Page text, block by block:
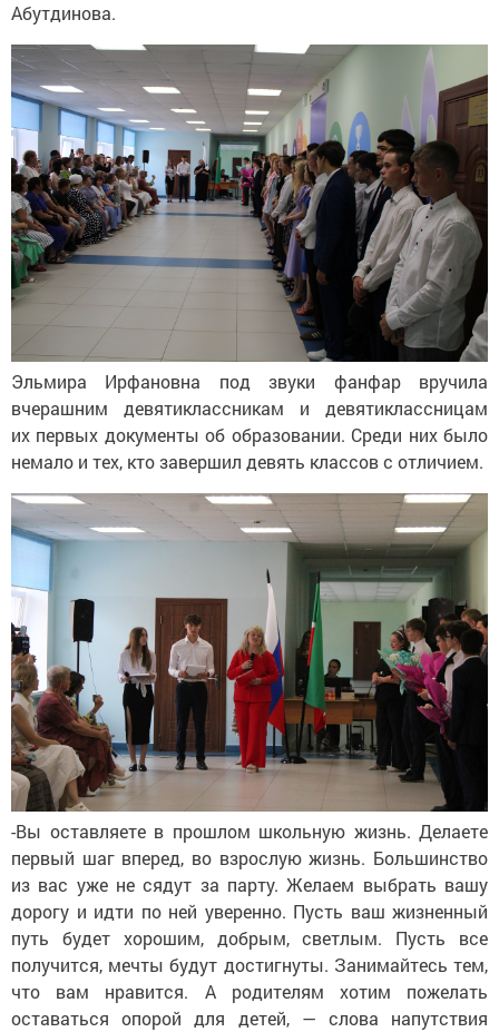
Абутдинова.
Эльмира Ирфановна под звуки фанфар вручила
вчерашним девятиклассникам и девятиклассницам
их первых документы об образовании. Среди них было
немало и тех, кто завершил девять классов с отличием.
-Вы оставляете в прошлом школьную жизнь. Делаете
первый шаг вперед, во взрослую жизнь. Большинство
из вас уже не сядут за парту. Желаем выбрать вашу
дорогу и идти по ней уверенно. Пусть ваш жизненный
путь будет хорошим, добрым, светлым. Пусть все
получится, мечты будут достигнуты. Занимайтесь тем,
что вам нравится. А родителям хотим пожелать
оставаться опорой для детей, — слова напутствия